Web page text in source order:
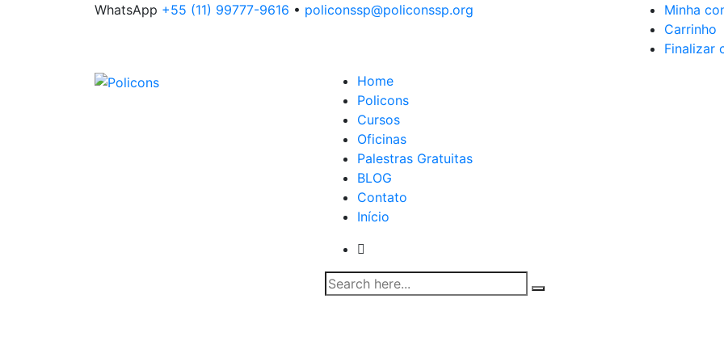
WhatsApp +55 (11) 99777-9616 • policonssp@policonssp.org
Minha
Carrinho
Finalizar
Home
Policons
Cursos
Oficinas
Palestras Gratuitas
BLOG
Contato
Início